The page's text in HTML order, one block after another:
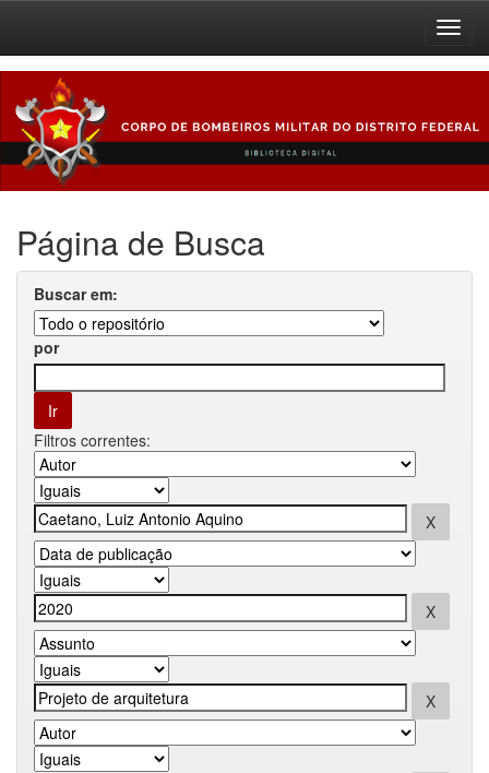
navigation
Página de Busca
Buscar em:
por
Filtros correntes: